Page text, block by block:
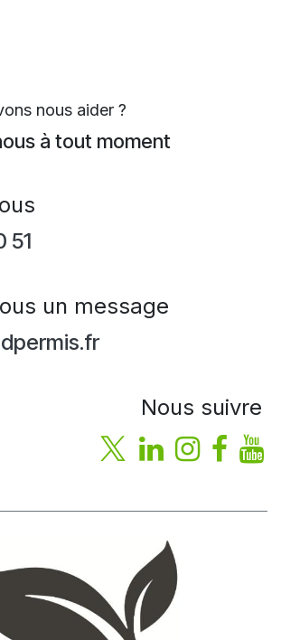
nous aider ?
à tout moment
51
un message
Nous suivre